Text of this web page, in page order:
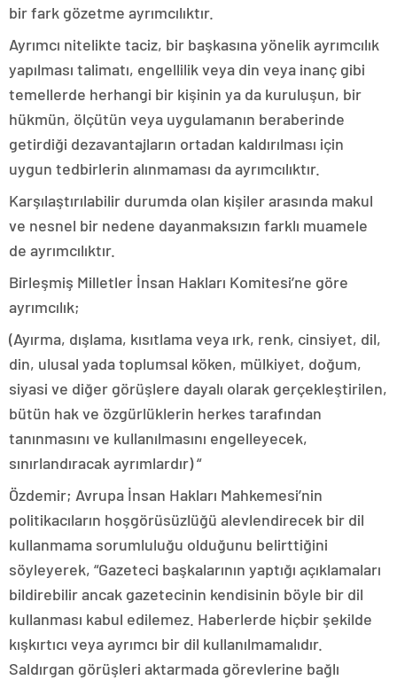
bir fark gözetme ayrımcılıktır.
Ayrımcı nitelikte taciz, bir başkasına yönelik ayrımcılık
yapılması talimatı, engellilik veya din veya inanç gibi
temellerde herhangi bir kişinin ya da kuruluşun, bir
hükmün, ölçütün veya uygulamanın beraberinde
getirdiği dezavantajların ortadan kaldırılması için
uygun tedbirlerin alınmaması da ayrımcılıktır.
Karşılaştırılabilir durumda olan kişiler arasında makul
ve nesnel bir nedene dayanmaksızın farklı muamele
de ayrımcılıktır.
Birleşmiş Milletler İnsan Hakları Komitesi’ne göre
ayrımcılık;
(Ayırma, dışlama, kısıtlama veya ırk, renk, cinsiyet, dil,
din, ulusal yada toplumsal köken, mülkiyet, doğum,
siyasi ve diğer görüşlere dayalı olarak gerçekleştirilen,
bütün hak ve özgürlüklerin herkes tarafından
tanınmasını ve kullanılmasını engelleyecek,
sınırlandıracak ayrımlardır) “
Özdemir; Avrupa İnsan Hakları Mahkemesi’nin
politikacıların hoşgörüsüzlüğü alevlendirecek bir dil
kullanmama sorumluluğu olduğunu belirttiğini
söyleyerek, “Gazeteci başkalarının yaptığı açıklamaları
bildirebilir ancak gazetecinin kendisinin böyle bir dil
kullanması kabul edilemez. Haberlerde hiçbir şekilde
kışkırtıcı veya ayrımcı bir dil kullanılmamalıdır.
Saldırgan görüşleri aktarmada görevlerine bağlı